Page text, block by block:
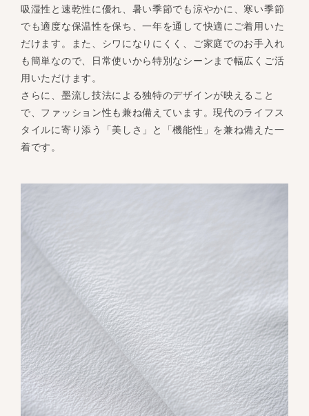
吸湿性と速乾性に優れ、暑い季節でも涼やかに、寒い季節
でも適度な保温性を保ち、一年を通して快適にご着用いた
だけます。また、シワになりにくく、ご家庭でのお手入れ
も簡単なので、日常使いから特別なシーンまで幅広くご活
用いただけます。
さらに、墨流し技法による独特のデザインが映えること
で、ファッション性も兼ね備えています。現代のライフス
タイルに寄り添う「美しさ」と「機能性」を兼ね備えた一
着です。